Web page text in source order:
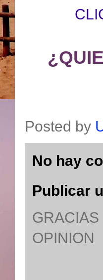
Posted by
No hay
Publicar
OPINION